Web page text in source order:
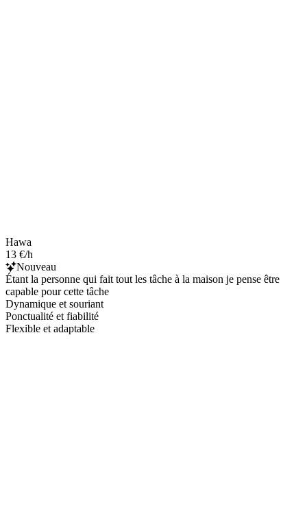
Hawa
13 €/h
Nouveau
Étant la personne qui fait tout les tâche à la maison je pense être
capable pour cette tâche
Dynamique et souriant
Ponctualité et fiabilité
Flexible et adaptable